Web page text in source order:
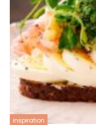
inspiration